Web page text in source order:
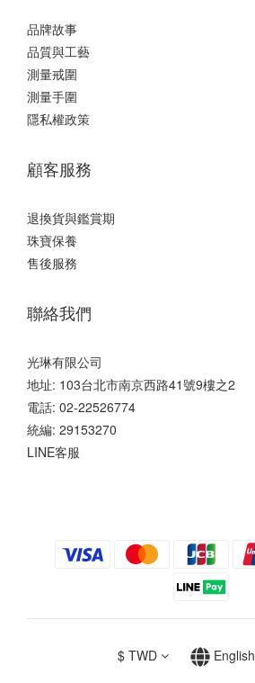
品牌故事
品質與工藝
測量戒圍
測量手圍
隱私權政策
顧客服務
退換貨與鑑賞期
珠寶保養
售後服務
聯絡我們
光琳有限公司
地址: 103台北市南京西路41號9樓之2
電話: 02-22526774
統編: 29153270
LINE客服
$ TWD English